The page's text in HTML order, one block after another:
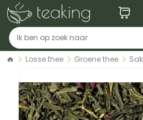
Losse thee Groene thee